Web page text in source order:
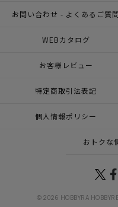
お問い合わせ - よくあるご質問
WEBカタログ
お客様レビュー
特定商取引法表記
個人情報ポリシー
おトクな
© 2026 HOBBYRA